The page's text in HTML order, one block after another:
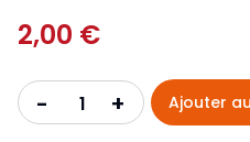
2,00 €
- + Ajouter